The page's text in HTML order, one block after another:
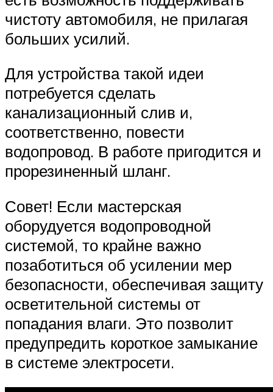
чистоту автомобиля, не прилагая
больших усилий.
Для устройства такой идеи
потребуется сделать
канализационный слив и,
соответственно, повести
водопровод. В работе пригодится и
прорезиненный шланг.
Совет! Если мастерская
оборудуется водопроводной
системой, то крайне важно
позаботиться об усилении мер
безопасности, обеспечивая защиту
осветительной системы от
попадания влаги. Это позволит
предупредить короткое замыкание
в системе электросети.